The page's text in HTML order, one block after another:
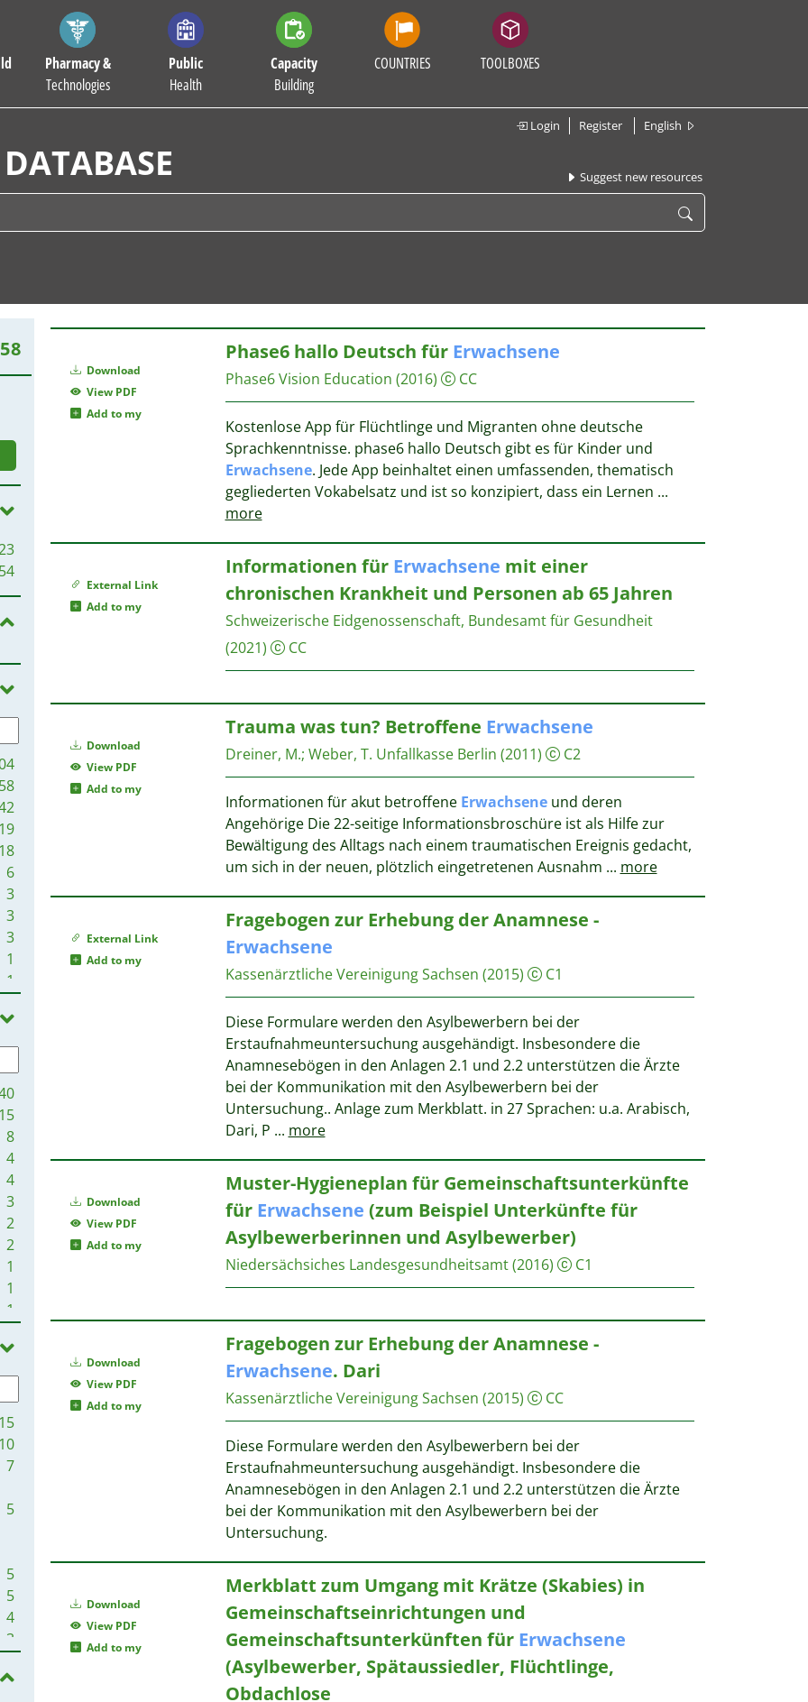
Pharmacy &
Technologies
Public
Health
Capacity
Building
COUNTRIES TOOLBOXES
Login Register English
Suggest new resources
54
58
19
18
6
3
3
3
1
1
15
8
4
4
3
2
2
1
1
1
1
1
1
1
1
15
10
7
5
5
5
4
3
Download
View PDF
Add to my
Phase6 hallo Deutsch für Erwachsene
Phase6 Vision Education (2016) CC
Kostenlose App für Flüchtlinge und Migranten ohne deutsche
Sprachkenntnisse. phase6 hallo Deutsch gibt es für Kinder und
Erwachsene. Jede App beinhaltet einen umfassenden, thematisch
gegliederten Vokabelsatz und ist so konzipiert, dass ein Lernen ...
more
External Link
Add to my
Informationen für Erwachsene mit einer
chronischen Krankheit und Personen ab 65 Jahren
Schweizerische Eidgenossenschaft, Bundesamt für Gesundheit
(2021)
CC
Download
View PDF
Add to my
Trauma was tun? Betroffene Erwachsene
Dreiner, M.; Weber, T. Unfallkasse Berlin (2011) C2
Informationen für akut betroffene Erwachseneund deren
Angehörige Die 22-seitige Informationsbroschüre ist als Hilfe zur
Bewältigung des Alltags nach einem traumatischen Ereignis gedacht,
um sich in der neuen, plötzlich eingetretenen Ausnahm ... more
External Link
Add to my
Fragebogen zur Erhebung der Anamnese -
Erwachsene
Kassenärztliche Vereinigung Sachsen (2015) C1
Diese Formulare werden den Asylbewerbern bei der
Erstaufnahmeuntersuchung ausgehändigt. Insbesondere die
Anamnesebögen in den Anlagen 2.1 und 2.2 unterstützen die Ärzte
bei der Kommunikation mit den Asylbewerbern bei der
Untersuchung.. Anlage zum Merkblatt. in 27 Sprachen: u.a. Arabisch,
Dari, P ... more
Download
View PDF
Add to my
Muster-Hygieneplan für Gemeinschaftsunterkünfte
für Erwachsene (zum Beispiel Unterkünfte für
Asylbewerberinnen und Asylbewerber)
Niedersächsiches Landesgesundheitsamt (2016) C1
Download
View PDF
Add to my
Fragebogen zur Erhebung der Anamnese -
Erwachsene. Dari
Kassenärztliche Vereinigung Sachsen (2015) CC
Diese Formulare werden den Asylbewerbern bei der
Erstaufnahmeuntersuchung ausgehändigt. Insbesondere die
Anamnesebögen in den Anlagen 2.1 und 2.2 unterstützen die Ärzte
bei der Kommunikation mit den Asylbewerbern bei der
Untersuchung.
Download
View PDF
Add to my
Merkblatt zum Umgang mit Krätze (Skabies) in
Gemeinschaftseinrichtungen und
Gemeinschaftsunterkünften für Erwachsene
(Asylbewerber, Spätaussiedler, Flüchtlinge,
Obdachlose